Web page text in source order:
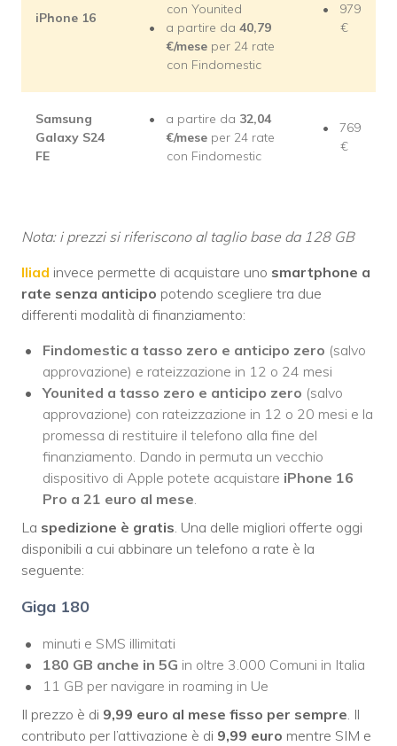
iPhone 16
con Younited
a partire da 40,79
€/mese per 24 rate
con Findomestic
979
€
Samsung
Galaxy S24
FE
a partire da 32,04
€/mese per 24 rate
con Findomestic
769
€
Nota: i prezzi si riferiscono al taglio base da 128 GB
Iliad invece permette di acquistare uno smartphone a
rate senza anticipo potendo scegliere tra due
differenti modalità di finanziamento:
Findomestic a tasso zero e anticipo zero (salvo
approvazione) e rateizzazione in 12 o 24 mesi
Younited a tasso zero e anticipo zero (salvo
approvazione) con rateizzazione in 12 o 20 mesi e la
promessa di restituire il telefono alla fine del
finanziamento. Dando in permuta un vecchio
dispositivo di Apple potete acquistare iPhone 16
Pro a 21 euro al mese.
La spedizione è gratis. Una delle migliori offerte oggi
disponibili a cui abbinare un telefono a rate è la
seguente:
Giga 180
minuti e SMS illimitati
180 GB anche in 5G in oltre 3.000 Comuni in Italia
11 GB per navigare in roaming in Ue
Il prezzo è di 9,99 euro al mese fisso per sempre. Il
contributo per l’attivazione è di 9,99 euro mentre SIM e